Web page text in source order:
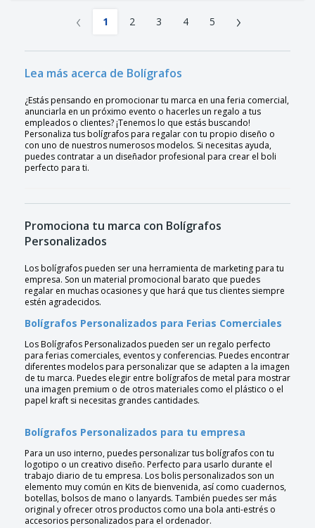
‹ 1 2 3 4 5 ›
Lea más acerca de Bolígrafos
¿Estás pensando en promocionar tu marca en una feria comercial,
anunciarla en un próximo evento o hacerles un regalo a tus
empleados o clientes? ¡Tenemos lo que estás buscando!
Personaliza tus bolígrafos para regalar con tu propio diseño o
con uno de nuestros numerosos modelos. Si necesitas ayuda,
puedes contratar a un diseñador profesional para crear el boli
perfecto para ti.
Promociona tu marca con Bolígrafos
Personalizados
Los bolígrafos pueden ser una herramienta de marketing para tu
empresa. Son un material promocional barato que puedes
regalar en muchas ocasiones y que hará que tus clientes siempre
estén agradecidos.
Bolígrafos Personalizados para Ferias Comerciales
Los Bolígrafos Personalizados pueden ser un regalo perfecto
para ferias comerciales, eventos y conferencias. Puedes encontrar
diferentes modelos para personalizar que se adapten a la imagen
de tu marca. Puedes elegir entre bolígrafos de metal para mostrar
una imagen premium o de otros materiales como el plástico o el
papel kraft si necesitas grandes cantidades.
Bolígrafos Personalizados para tu empresa
Para un uso interno, puedes personalizar tus bolígrafos con tu
logotipo o un creativo diseño. Perfecto para usarlo durante el
trabajo diario de tu empresa. Los bolis personalizados son un
elemento muy común en Kits de bienvenida, así como cuadernos,
botellas, bolsos de mano o lanyards. También puedes ser más
original y ofrecer otros productos como una bola anti-estrés o
accesorios personalizados para el ordenador.